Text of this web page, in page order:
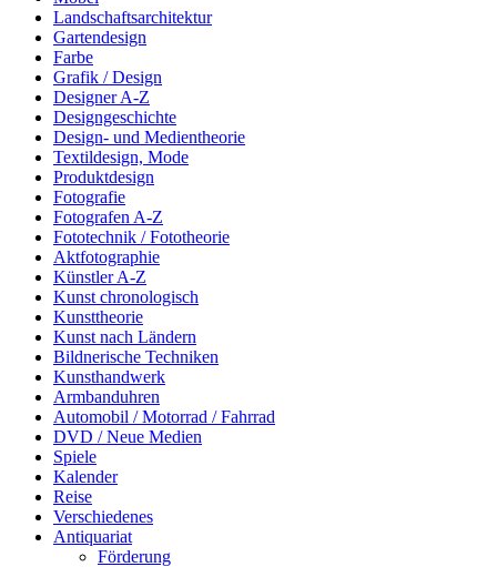
Landschaftsarchitektur
Gartendesign
Farbe
Grafik / Design
Designer A-Z
Designgeschichte
Design- und Medientheorie
Textildesign, Mode
Produktdesign
Fotografie
Fotografen A-Z
Fototechnik / Fototheorie
Aktfotographie
Künstler A-Z
Kunst chronologisch
Kunsttheorie
Kunst nach Ländern
Bildnerische Techniken
Kunsthandwerk
Armbanduhren
Automobil / Motorrad / Fahrrad
DVD / Neue Medien
Spiele
Kalender
Reise
Verschiedenes
Antiquariat
Förderung